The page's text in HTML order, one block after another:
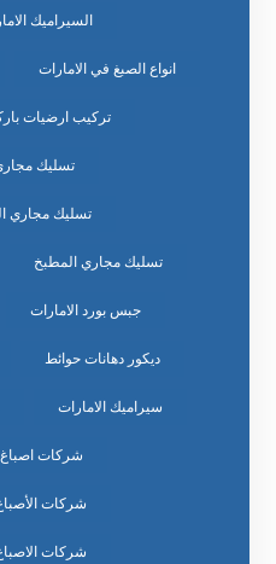
السيراميك
انواع الصبغ في الامارات
تركيب ارضيات
تسليك
تسليك مجاري
تسليك مجاري المطبخ
جبس بورد الامارات
ديكور دهانات حوائط
سيراميك الامارات
شركات اصباغ
شركات
شركات